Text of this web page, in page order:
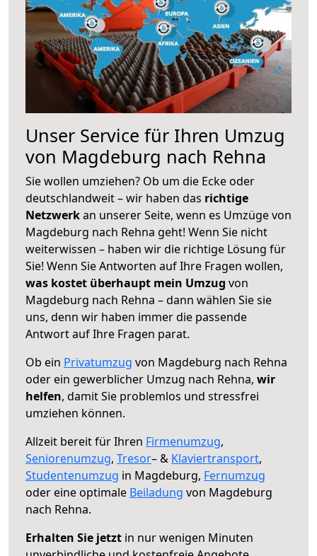
Unser Service für Ihren Umzug
von Magdeburg nach Rehna
Sie wollen umziehen? Ob um die Ecke oder
deutschlandweit – wir haben das richtige
Netzwerkan unserer Seite, wenn es Umzüge von
Magdeburg nach Rehna geht! Wenn Sie nicht
weiterwissen – haben wir die richtige Lösung für
Sie! Wenn Sie Antworten auf Ihre Fragen wollen,
was kostet überhaupt mein Umzug von
Magdeburg nach Rehna – dann wählen Sie sie
uns, denn wir haben immer die passende
Antwort auf Ihre Fragen parat.
Ob ein Privatumzug von Magdeburg nach Rehna
oder ein gewerblicher Umzug nach Rehna, wir
helfen, damit Sie problemlos und stressfrei
umziehen können.
Allzeit bereit für Ihren Firmenumzug,
Seniorenumzug, Tresor– & Klaviertransport,
Studentenumzug in Magdeburg, Fernumzug
oder eine optimale Beiladung von Magdeburg
nach Rehna.
Erhalten Sie jetzt in nur wenigen Minuten